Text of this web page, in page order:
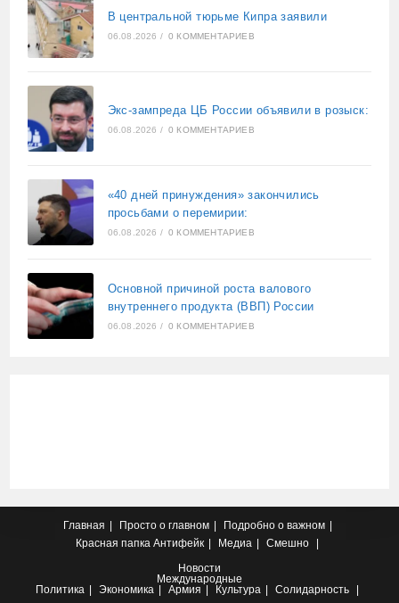
В центральной тюрьме Кипра заявили
06.08.2026 / 0 КОММЕНТАРИЕВ
Экс-зампреда ЦБ России объявили в розыск:
06.08.2026 / 0 КОММЕНТАРИЕВ
«40 дней принуждения» закончились
просьбами о перемирии:
06.08.2026 / 0 КОММЕНТАРИЕВ
Основной причиной роста валового
внутреннего продукта (ВВП) России
06.08.2026 / 0 КОММЕНТАРИЕВ
Главная Просто о главном
Подробно о важном
Красная папка Антифейк Медиа
Смешно
Новости
Международные
Политика
Экономика Армия Культура Солидарность